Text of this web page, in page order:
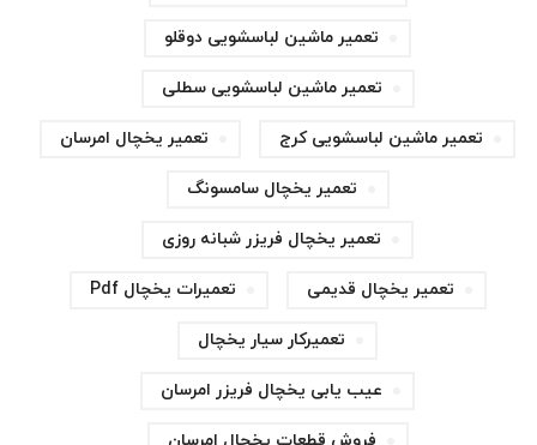
تعمیر ماشین لباسشویی دوقلو
تعمیر ماشین لباسشویی سطلی
تعمیر ماشین لباسشویی کرج تعمیر یخچال امرسان
تعمیر یخچال سامسونگ
تعمیر یخچال فریزر شبانه روزی
تعمیر یخچال قدیمی تعمیرات یخچال Pdf
تعمیرکار سیار یخچال
عیب یابی یخچال فریزر امرسان
فروش قطعات یخچال امرسان